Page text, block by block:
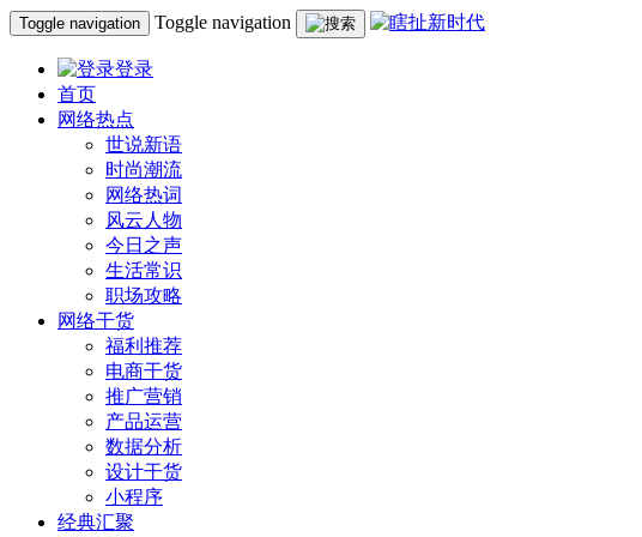
Toggle navigation Toggle navigation
登录
首页
网络热点
世说新语
时尚潮流
网络热词
风云人物
今日之声
生活常识
职场攻略
网络干货
福利推荐
电商干货
推广营销
产品运营
数据分析
设计干货
小程序
经典汇聚